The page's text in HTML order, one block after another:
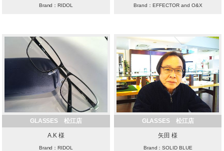
Brand：RIDOL Brand：EFFECTOR and O&X
GLASSES 松江店
A.K 様
Brand：RIDOL
GLASSES 松江店
矢田 様
Brand：SOLID BLUE